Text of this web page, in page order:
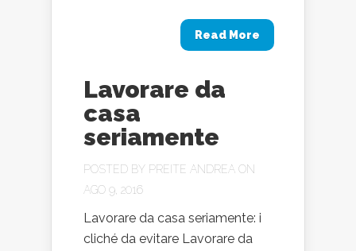
Read More
Lavorare da
casa
seriamente
POSTED BY PREITE ANDREA ON
AGO 9, 2016
Lavorare da casa seriamente: i
cliché da evitare Lavorare da